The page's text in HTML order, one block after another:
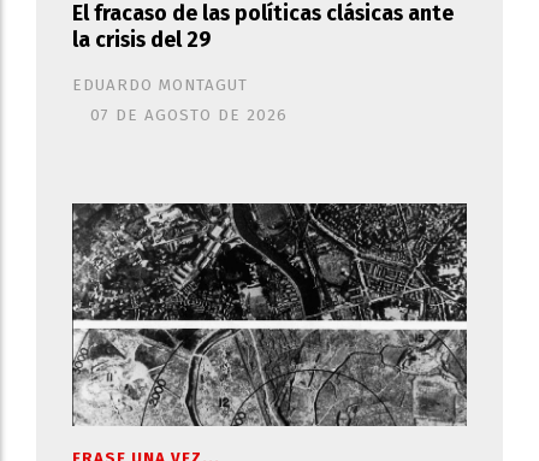
El fracaso de las políticas clásicas ante
la crisis del 29
EDUARDO MONTAGUT
07 DE AGOSTO DE 2026